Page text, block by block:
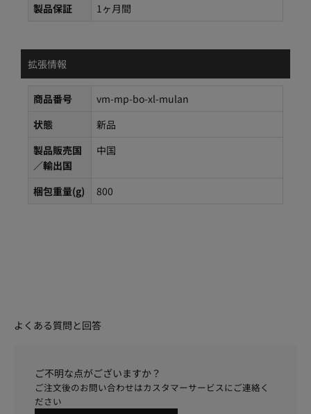
製品保証 1ヶ月間
拡張情報
商品番号
vm-mp-bo-xl-mulan
状態
新品
製品販売国
／輸出国
中国
梱包重量(g) 800
よくある質問と回答
ご不明な点がございますか？
ご注文後のお問い合わせはカスタマーサービスにご連絡く
ださい